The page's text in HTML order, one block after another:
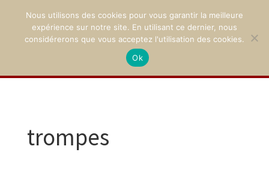
02 47 94 21 15
trompes
Nous utilisons des cookies pour vous garantir la meilleure
expérience sur notre site. En utilisant ce dernier, nous
considérerons que vous acceptez l'utilisation des cookies.
Ok